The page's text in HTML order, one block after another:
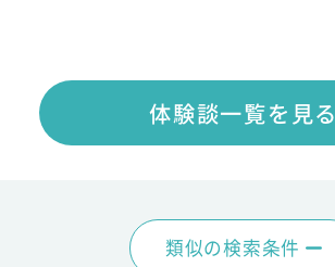
体験談一覧を見る
類似の検索条件